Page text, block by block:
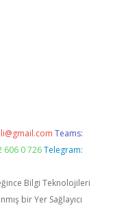
Teams:
606 0 726 Telegram:
Bilgi Teknolojileri
bir Yer Sağlayıcı